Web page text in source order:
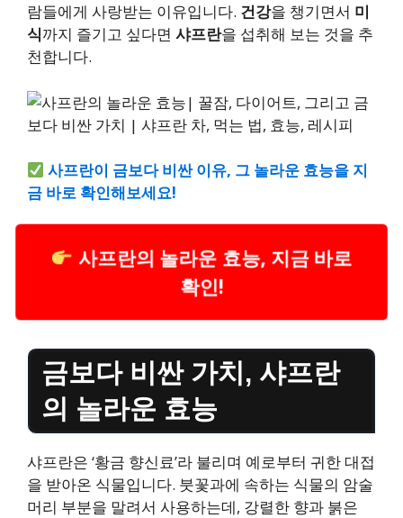
람들에게 사랑받는 이유입니다. 건강을 챙기면서 미
식까지 즐기고 싶다면 샤프란을 섭취해 보는 것을 추
천합니다.
사프란이 금보다 비싼 이유, 그 놀라운 효능을 지
금 바로 확인해보세요!
사프란의 놀라운 효능, 지금 바로
확인!
금보다 비싼 가치, 샤프란
의 놀라운 효능
샤프란은 ‘황금 향신료’라 불리며 예로부터 귀한 대접
을 받아온 식물입니다. 붓꽃과에 속하는 식물의 암술
머리 부분을 말려서 사용하는데, 강렬한 향과 붉은